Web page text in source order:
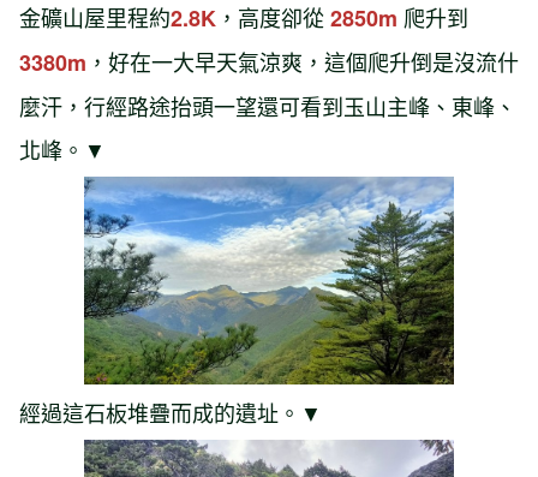
金礦山屋里程約2.8K ，高度卻從2850m 爬升到
3380m ，好在一大早天氣涼爽，這個爬升倒是沒流什
麼汗，行經路途抬頭一望還可看到玉山主峰、東峰、
北峰。▼
經過這石板堆疊而成的遺址。▼